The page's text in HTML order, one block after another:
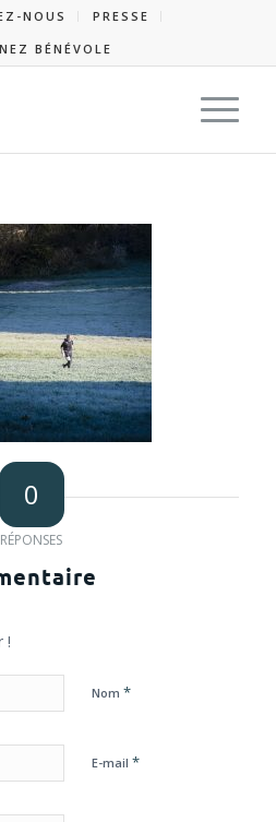
NOUS
PRESSE
BÉNÉVOLE
0
RÉPONSES
!
Nom *
E-mail *